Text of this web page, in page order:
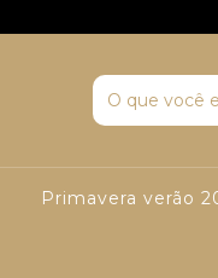
Primavera verão